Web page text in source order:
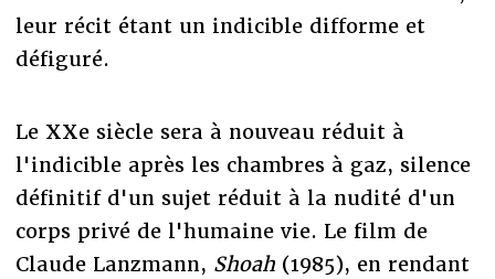
leur récit étant un indicible difforme et
défiguré.
Le XXe siècle sera à nouveau réduit à
l'indicible après les chambres à gaz, silence
définitif d'un sujet réduit à la nudité d'un
corps privé de l'humaine vie. Le film de
Claude Lanzmann, Shoah(1985), en rendant